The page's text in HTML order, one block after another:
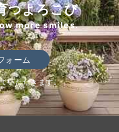
つよろこび
more smiles.
ォーム
いただきます。